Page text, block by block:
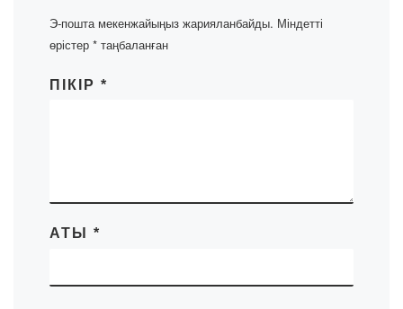
Э-пошта мекенжайыңыз жарияланбайды. Міндетті
өрістер * таңбаланған
ПІКІР *
АТЫ *